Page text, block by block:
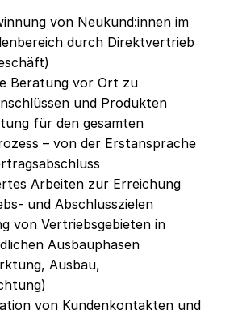
von Neukund:innen im
durch Direktvertrieb
Beratung vor Ort zu
und Produkten
für den gesamten
– von der Erstansprache
Arbeiten zur Erreichung
und Abschlusszielen
von Vertriebsgebieten in
Ausbauphasen
Ausbau,
von Kundenkontakten und